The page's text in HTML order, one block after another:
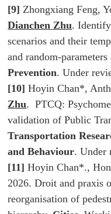
[9] Zhongxiang Feng,
Dianchen Zhu.
scenarios and their
and random-
Prevention. Under
[10] Hoyin Chan*,
Zhu. PTCQ:
validation of Public
Transportation
and Behaviour. Under
[11] Hoyin Chan*.,
2026. Droit and praxis
reorganisation of